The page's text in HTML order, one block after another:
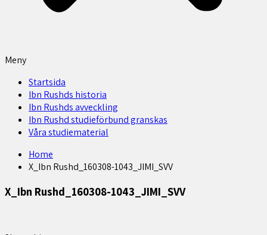
Meny
Startsida
Ibn Rushds historia
Ibn Rushds avveckling
Ibn Rushd studieförbund granskas​
Våra studiematerial
Home
X_Ibn Rushd_160308-1043_JIMI_SVV
X_Ibn Rushd_160308-1043_JIMI_SVV